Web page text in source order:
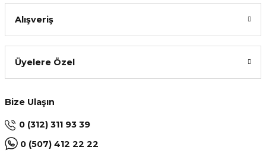
Alışveriş
Üyelere Özel
Bize Ulaşın
0 (312) 311 93 39
0 (507) 412 22 22